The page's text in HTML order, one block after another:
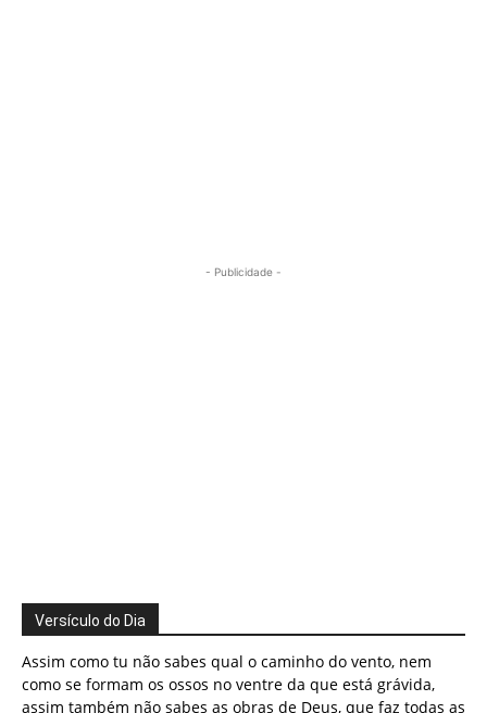
- Publicidade -
Versículo do Dia
Assim como tu não sabes qual o caminho do vento, nem
como se formam os ossos no ventre da que está grávida,
assim também não sabes as obras de Deus, que faz todas as